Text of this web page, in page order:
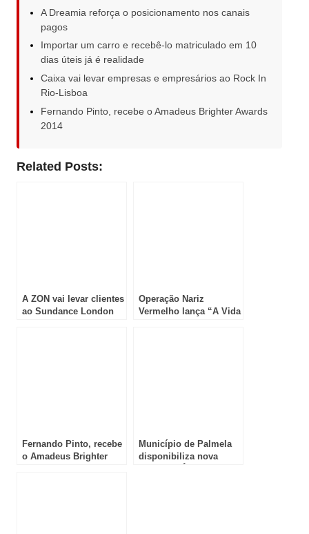
A Dreamia reforça o posicionamento nos canais
pagos
Importar um carro e recebê-lo matriculado em 10
dias úteis já é realidade
Caixa vai levar empresas e empresários ao Rock In
Rio-Lisboa
Fernando Pinto, recebe o Amadeus Brighter Awards
2014
Related Posts:
A ZON vai levar clientes
ao Sundance London
Operação Nariz
Vermelho lança “A Vida
Fernando Pinto, recebe
o Amadeus Brighter
Município de Palmela
disponibiliza nova